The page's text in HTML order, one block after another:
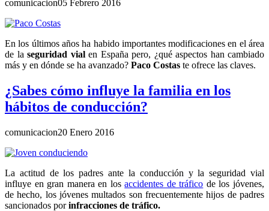
comunicacion05 Febrero 2016
En los últimos años ha habido importantes modificaciones en el área
de la seguridad vialen España pero, ¿qué aspectos han cambiado
más y en dónde se ha avanzado? Paco Costas te ofrece las claves.
¿Sabes cómo influye la familia en los
hábitos de conducción?
comunicacion20 Enero 2016
La actitud de los padres ante la conducción y la seguridad vial
influye en gran manera en losaccidentes de tráfico de los jóvenes,
de hecho, los jóvenes multados son frecuentemente hijos de padres
sancionados porinfracciones de tráfico.